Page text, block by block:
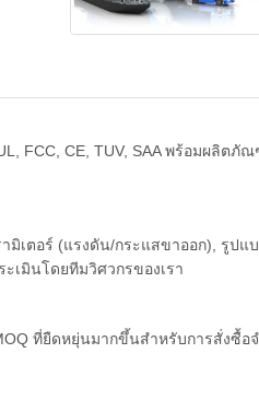
FCC, CE, TUV, SAA พร้อมผลิตภั
มิเตอร์ (แรงดัน/กระแสขาออก), รูปแ
เมินโดยทีมวิศวกรของเรา
ที่ยืดหยุ่นมากขึ้นสำหรับการสั่งซื้อ